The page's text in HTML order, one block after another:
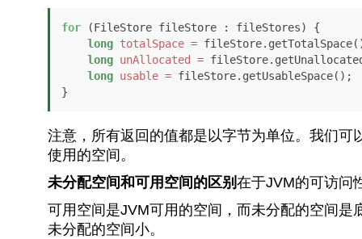
for (FileStore fileStore : fileStores) {
long totalSpace =
long unAllocated =
long usable = fileStore.getUsableSpace();
}
注意，所有返回的值都是以字节为单位。我们
使用的空间。
未分配空间和可用空间的区别 在于JVM的可访问
可用空间是JVM可用的空间，而未分配的空间
未分配的空间小。